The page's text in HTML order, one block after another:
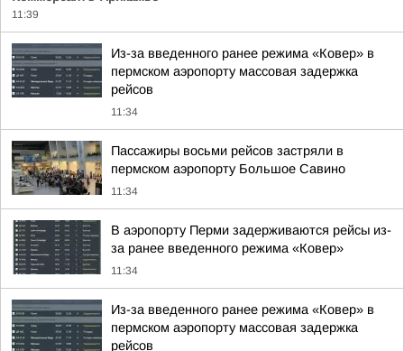
11:39
Из-за введенного ранее режима «Ковер» в
пермском аэропорту массовая задержка
рейсов
11:34
Пассажиры восьми рейсов застряли в
пермском аэропорту Большое Савино
11:34
В аэропорту Перми задерживаются рейсы из-
за ранее введенного режима «Ковер»
11:34
Из-за введенного ранее режима «Ковер» в
пермском аэропорту массовая задержка
рейсов